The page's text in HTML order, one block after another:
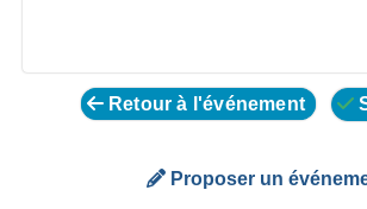
Retour à l'événement
Proposer un